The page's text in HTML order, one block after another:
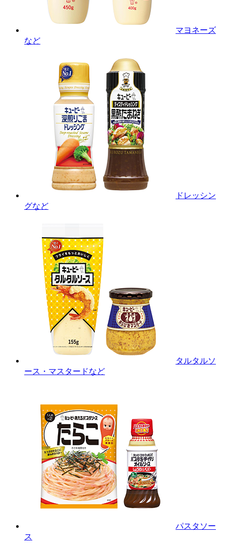
マヨネーズ
など
ドレッシン
グなど
タルタルソ
ース・マスタードなど
パスタソー
ス